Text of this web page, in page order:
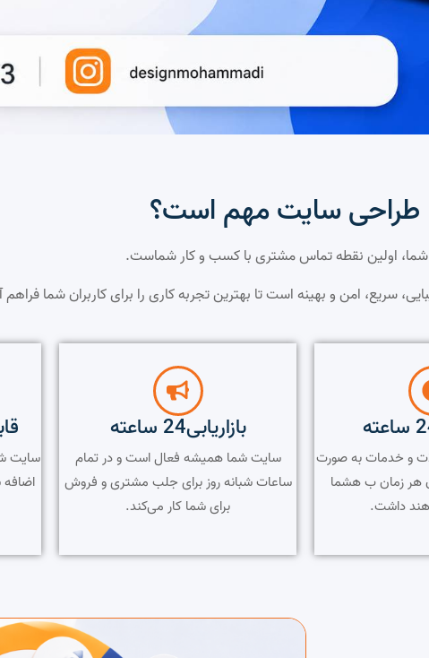
طراحی سایت مهم است؟
اولین نقطه تماس مشتری با کسب و کار شماست.
سریع، امن و بهینه است تا بهترین تجربه کاری را برای کاربران شما فراهم
و خدمات به صورت
هر زمان ب هشما
داشت.
بازاریابی24 ساعته
سایت شما همیشه فعال است و در تمام
ساعات شبانه روز برای جلب مشتری و فروش
برای شما کار می‌کند.
سایت